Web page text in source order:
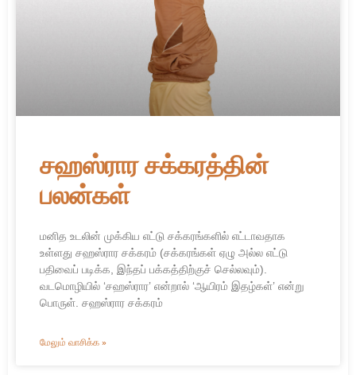
சஹஸ்ரார சக்கரத்தின்
பலன்கள்
மனித உடலின் முக்கிய எட்டு சக்கரங்களில் எட்டாவதாக
உள்ளது சஹஸ்ரார சக்கரம் (சக்கரங்கள் ஏழு அல்ல எட்டு
பதிவைப் படிக்க, இந்தப் பக்கத்திற்குச் செல்லவும்).
வடமொழியில் ‘சஹஸ்ரார’ என்றால் ‘ஆயிரம் இதழ்கள்’ என்று
பொருள். சஹஸ்ரார சக்கரம்
மேலும் வாசிக்க »